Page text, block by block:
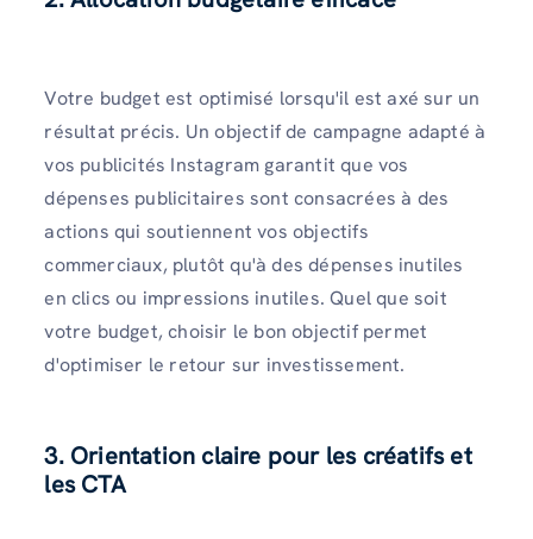
Votre budget est optimisé lorsqu'il est axé sur un
résultat précis. Un objectif de campagne adapté à
vos publicités Instagram garantit que vos
dépenses publicitaires sont consacrées à des
actions qui soutiennent vos objectifs
commerciaux, plutôt qu'à des dépenses inutiles
en clics ou impressions inutiles. Quel que soit
votre budget, choisir le bon objectif permet
d'optimiser le retour sur investissement.
3. Orientation claire pour les créatifs et
les CTA